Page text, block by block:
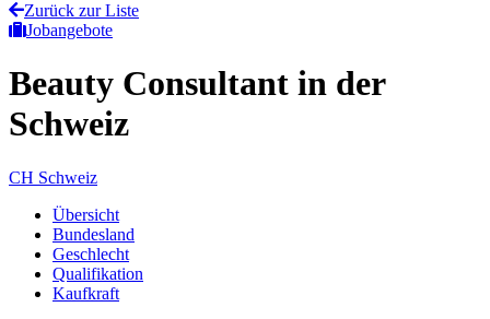
Zurück zur Liste
Jobangebote
Beauty Consultant in der
Schweiz
CH Schweiz
Übersicht
Bundesland
Geschlecht
Qualifikation
Kaufkraft